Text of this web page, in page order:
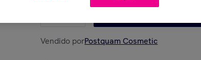
Vendido porPostquam Cosmetic